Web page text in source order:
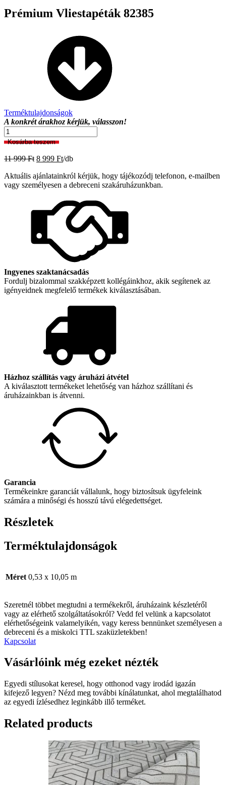
Prémium Vliestapéták 82385
Terméktulajdonságok
A konkrét árakhoz kérjük, válasszon!
Prémium
Vliestapéták
mennyiség
Kosárba teszem
11 999Ft Original
was:
11
8 999 FtCurrent
is:
8
/db
Aktuális ajánlatainkról kérjük, hogy tájékozódj telefonon, e-mailben
vagy személyesen a debreceni szakáruházunkban.
Ingyenes szaktanácsadás
Fordulj bizalommal szakképzett kollégáinkhoz, akik segítenek az
igényeidnek megfelelő termékek kiválasztásában.
Házhoz szállítás vagy áruházi átvétel
A kiválasztott termékeket lehetőség van házhoz szállítani és
áruházainkban is átvenni.
Garancia
Termékeinkre garanciát vállalunk, hogy biztosítsuk ügyfeleink
számára a minőségi és hosszú távú elégedettséget.
Részletek
Terméktulajdonságok
Méret 0,53 x 10,05 m
Szeretnél többet megtudni a termékekről, áruházaink készletéről
vagy az elérhető szolgáltatásokról? Vedd fel velünk a kapcsolatot
elérhetőségeink valamelyikén, vagy keress bennünket személyesen a
debreceni és a miskolci TTL szaküzletekben!
Kapcsolat
Vásárlóink még ezeket nézték
Egyedi stílusokat keresel, hogy otthonod vagy irodád igazán
kifejező legyen? Nézd meg további kínálatunkat, ahol megtalálhatod
az egyedi ízlésedhez leginkább illő terméket.
Related products